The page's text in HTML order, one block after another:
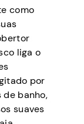
como
liga o
por
de banho,
suaves